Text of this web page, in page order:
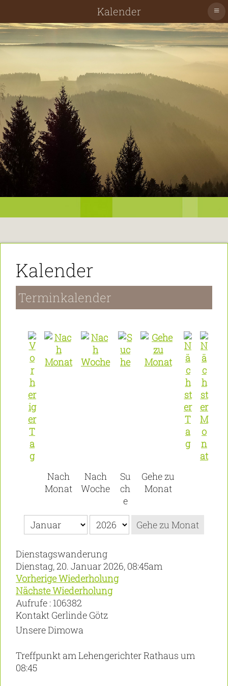
Schiltach
Schenkenzell
Kalender
Terminkalender
Nach
Monat
Nach
Woche
Su
ch
e
Gehe zu
Monat
Gehe zu Monat
Dienstagswanderung
Dienstag, 20. Januar 2026, 08:45am
Vorherige Wiederholung
Nächste Wiederholung
Aufrufe : 106382
Kontakt Gerlinde Götz
Unsere Dimowa
Treffpunkt am Lehengerichter Rathaus um
08:45
Kalender ≡